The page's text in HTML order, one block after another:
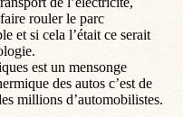
rouler le parc
et si cela l’était ce serait
est un mensonge
des autos c’est de
millions d’automobilistes.